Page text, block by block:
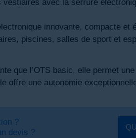
vestiaires avec la serrure
innovante, compacte et
piscines, salles de sport et
que l’OTS basic, elle permet
offre une autonomie
?
devis ?